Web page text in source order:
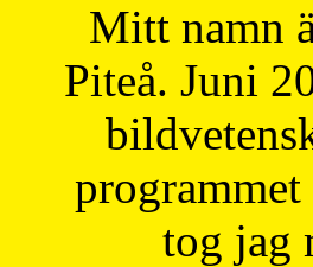
Mitt namn
Piteå. Juni
tog jag